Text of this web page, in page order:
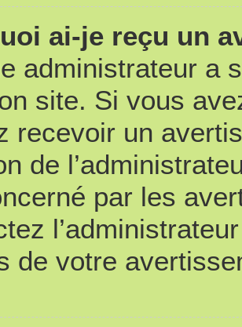
ai-je reçu un
administrateur a
site. Si vous
recevoir un
de
par les
de votre